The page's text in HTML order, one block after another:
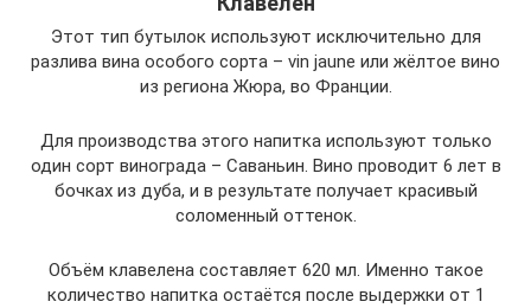
Этот тип бутылок используют исключительно для
разлива вина особого сорта – vin jaune или жёлтое вино
из региона Жюра, во Франции.
Для производства этого напитка используют только
один сорт винограда – Саваньин. Вино проводит 6 лет в
бочках из дуба, и в результате получает красивый
соломенный оттенок.
Объём клавелена составляет 620 мл. Именно такое
количество напитка остаётся после выдержки от 1